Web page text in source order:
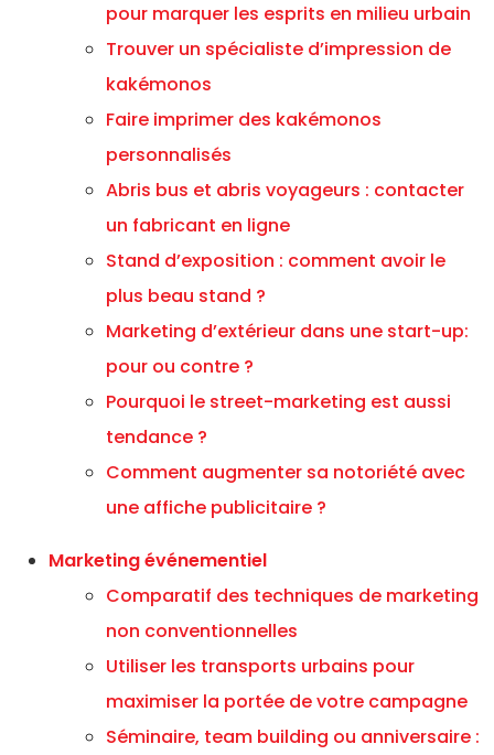
pour marquer les esprits en milieu urbain
Trouver un spécialiste d’impression de
kakémonos
Faire imprimer des kakémonos
personnalisés
Abris bus et abris voyageurs : contacter
un fabricant en ligne
Stand d’exposition : comment avoir le
plus beau stand ?
Marketing d’extérieur dans une start-up:
pour ou contre ?
Pourquoi le street-marketing est aussi
tendance ?
Comment augmenter sa notoriété avec
une affiche publicitaire ?
Marketing événementiel
Comparatif des techniques de marketing
non conventionnelles
Utiliser les transports urbains pour
maximiser la portée de votre campagne
Séminaire, team building ou anniversaire :